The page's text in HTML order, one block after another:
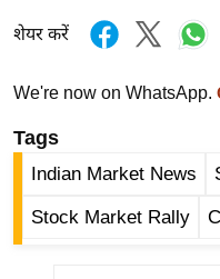
या
हि
त्य
त
शेयर करें
We're now on WhatsApp.
Tags
Indian Market News
Stock Market Rally